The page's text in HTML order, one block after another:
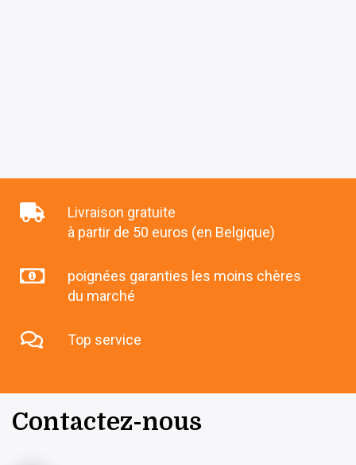
Livraison gratuite
à partir de 50 euros (en Belgique)
poignées garanties les moins chères
du marché
Top service
Contactez-nous